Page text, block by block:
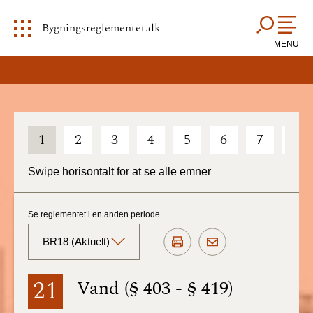
Bygningsreglementet.dk
MENU
1 2 3 4 5 6 7
Swipe horisontalt for at se alle emner
21 Vand (§ 403 - § 419)
Se reglementet i en anden periode
BR18 (Aktuelt)
BR18 (Aktuelt)